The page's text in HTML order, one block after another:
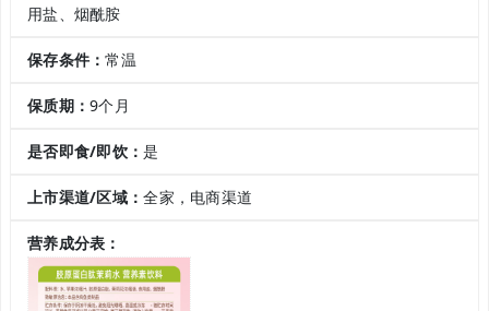
用盐、烟酰胺
保存条件：常温
保质期：9个月
是否即食/即饮：是
上市渠道/区域：全家，电商渠道
营养成分表：